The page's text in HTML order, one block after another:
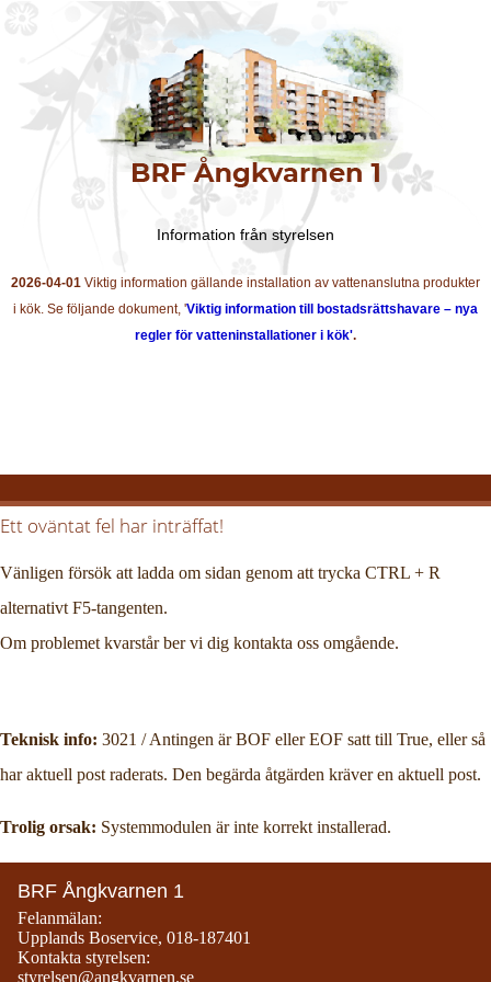
Information från styrelsen
2026-04-01 Viktig information gällande installation av vattenanslutna produkter
i kök. Se följande dokument, 'Viktig information till bostadsrättshavare – nya
regler för vatteninstallationer i kök'.
Ett oväntat fel har inträffat!
Vänligen försök att ladda om sidan genom att trycka CTRL + R
alternativt F5-tangenten.
Om problemet kvarstår ber vi dig kontakta oss omgående.
Teknisk info: 3021 / Antingen är BOF eller EOF satt till True, eller så
har aktuell post raderats. Den begärda åtgärden kräver en aktuell post.
Trolig orsak: Systemmodulen är inte korrekt installerad.
BRF Ångkvarnen 1
Felanmälan:
Upplands Boservice, 018-187401
Kontakta styrelsen:
styrelsen@angkvarnen.se